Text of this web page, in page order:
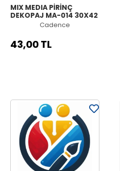
MIX MEDIA PİRİNÇ
DEKOPAJ MA-014 30X42
Cadence
43,00 TL